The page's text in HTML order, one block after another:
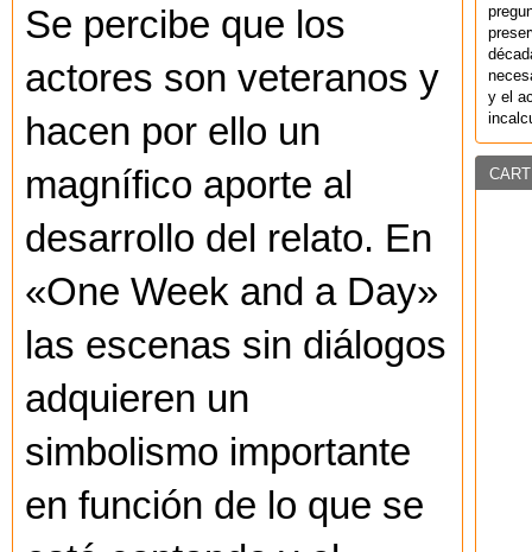
Se percibe que los
actores son veteranos y
hacen por ello un
magnífico aporte al
desarrollo del relato. En
«One Week and a Day»
las escenas sin diálogos
adquieren un
simbolismo importante
en función de lo que se
y el